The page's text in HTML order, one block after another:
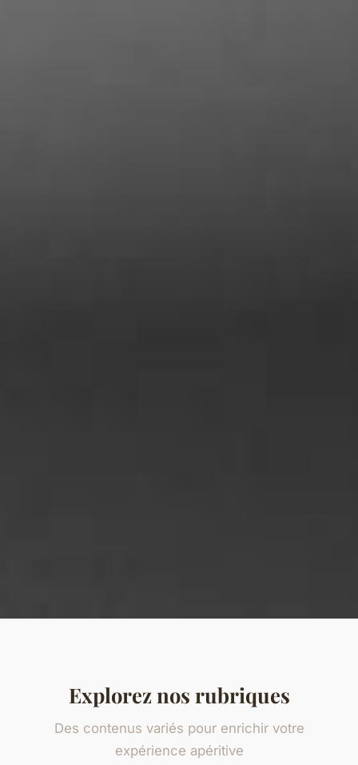
Explorez nos rubriques
Des contenus variés pour enrichir votre
expérience apéritive